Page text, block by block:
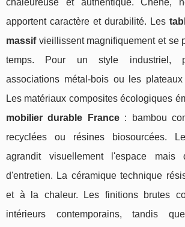
apportent caractère et durabilité. Les
massifvieillissent magnifiquement et se
temps. Pour un style industriel,
associations métal-bois ou les
Les matériaux composites écologiques
mobilier durable France: bambou
recyclées ou résines biosourcées.
agrandit visuellement l'espace mais
d'entretien. La céramique technique
et à la chaleur. Les finitions brutes
intérieurs contemporains, tandis